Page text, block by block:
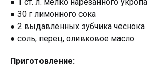
● 30 г лимонного сока
● 2 выдавленных зубчика чеснока
● соль, перец, оливковое масло
Приготовление: